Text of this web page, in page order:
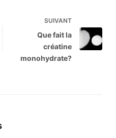
SUIVANT
Que fait la
créatine
monohydrate?